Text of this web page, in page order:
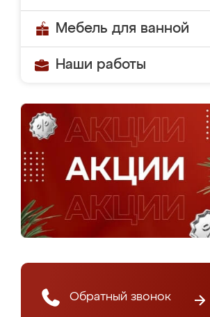
Мебель для ванной
Наши работы
Обратный звонок